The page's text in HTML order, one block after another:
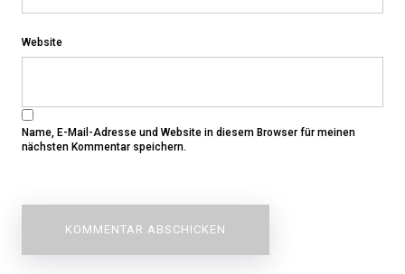
Website
Name, E-Mail-Adresse und Website in diesem Browser für meinen
nächsten Kommentar speichern.